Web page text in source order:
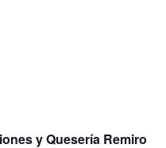
y Quesería Remiro